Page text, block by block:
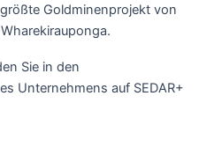
Goldminenprojekt von
Sie in den
Unternehmens auf SEDAR+